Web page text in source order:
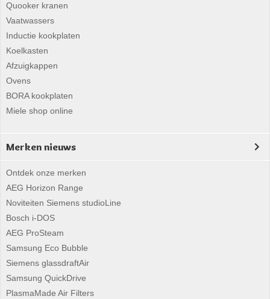
Quooker kranen
Vaatwassers
Inductie kookplaten
Koelkasten
Afzuigkappen
Ovens
BORA kookplaten
Miele shop online
Merken nieuws
Ontdek onze merken
AEG Horizon Range
Noviteiten Siemens studioLine
Bosch i-DOS
AEG ProSteam
Samsung Eco Bubble
Siemens glassdraftAir
Samsung QuickDrive
PlasmaMade Air Filters